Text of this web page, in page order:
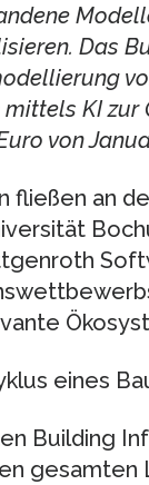
Das
KI zur
von
fließen an
eines
Building
gesamten